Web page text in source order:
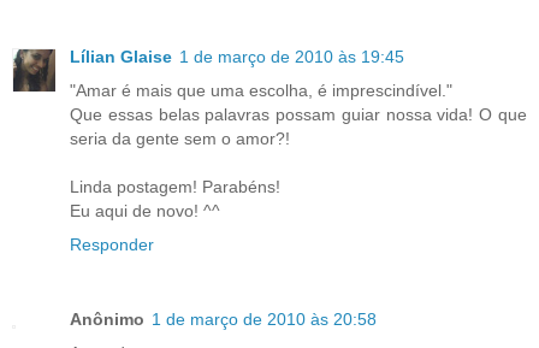
Lílian Glaise 1 de março de 2010 às 19:45
"Amar é mais que uma escolha, é imprescindível."
Que essas belas palavras possam guiar nossa vida! O que
seria da gente sem o amor?!
Linda postagem! Parabéns!
Eu aqui de novo! ^^
Responder
Anônimo 1 de março de 2010 às 20:58